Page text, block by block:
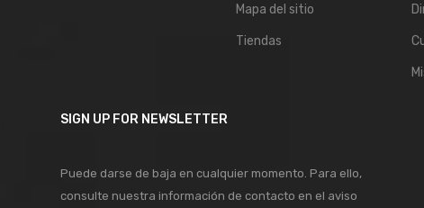
Mapa del sitio
Tiendas
SIGN UP FOR NEWSLETTER
Puede darse de baja en cualquier momento. Para ello,
consulte nuestra información de contacto en el aviso